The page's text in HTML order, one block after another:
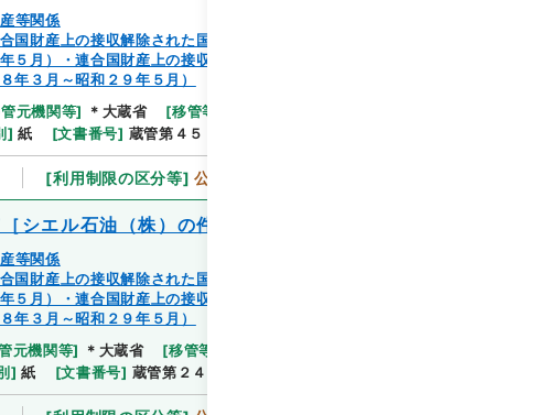
等関係
財産上の接収解除された国有の家屋等の譲渡又は除去（蔵管
月）・連合国財産上の接収解除された国有の家屋等の譲渡又
年３月～昭和２９年５月）
元機関等] ＊大蔵省 [移管等年度
] 紙 [文書番号] 蔵管第４５５８号
[利用制限の区分等] 公開
シエル石油（株）の件］
等関係
財産上の接収解除された国有の家屋等の譲渡又は除去（蔵管
月）・連合国財産上の接収解除された国有の家屋等の譲渡又
年３月～昭和２９年５月）
元機関等] ＊大蔵省 [移管等年度
] 紙 [文書番号] 蔵管第２４６号